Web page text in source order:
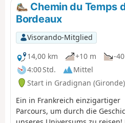
Chemin du Temps
Bordeaux
Visorando-Mitglied
14,00 km
+10 m
-
4:00 Std.
Mittel
Start in Gradignan (Gironde)
Ein in Frankreich einzigartiger
Parcours, um durch die